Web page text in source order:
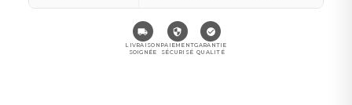
LIVRAISON
SOIGNÉE
PAIEMENT
SÉCURISÉ
GARANTIE
QUALITÉ